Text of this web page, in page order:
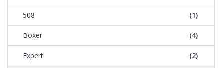
508 (1)
Boxer (4)
Expert (2)